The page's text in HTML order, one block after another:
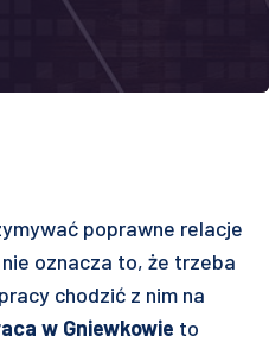
poprawne relacje
oznacza to, że trzeba
chodzić z nim na
w Gniewkowie to